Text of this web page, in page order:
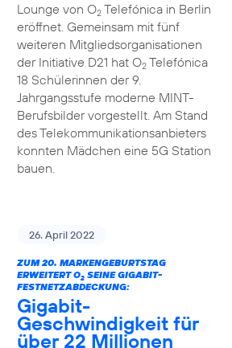
Lounge von O2Telefónica in Berlin
eröffnet. Gemeinsam mit fünf
weiteren Mitgliedsorganisationen
der Initiative D21 hat O2Telefónica
18 Schülerinnen der 9.
Jahrgangsstufe moderne MINT-
Berufsbilder vorgestellt. Am Stand
des Telekommunikationsanbieters
konnten Mädchen eine 5G Station
bauen.
26. April 2022
ZUM 20. MARKENGEBURTSTAG
ERWEITERT O2SEINE GIGABIT-
FESTNETZABDECKUNG:
Gigabit-
Geschwindigkeit für
über 22 Millionen